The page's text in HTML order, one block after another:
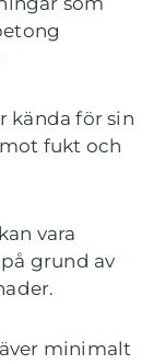
kända för sin
fukt och
vara
grund av
minimalt